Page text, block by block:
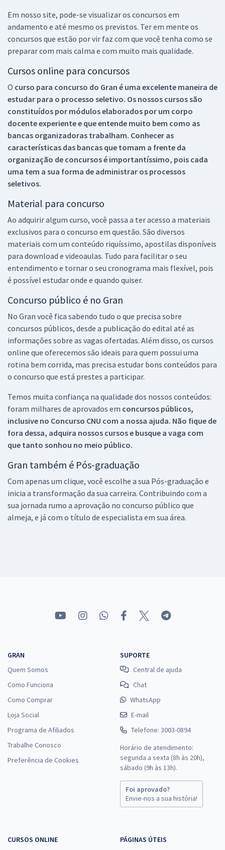
Em nosso site, pode-se visualizar os concursos em
andamento e até mesmo os previstos. Ter em mente os
concursos que estão por vir faz com que você tenha como se
preparar com mais calma e com muito mais qualidade.
Cursos online para concursos
O curso para concurso do Gran é uma excelente maneira de
estudar para o processo seletivo. Os nossos cursos são
constituídos por módulos elaborados por um corpo
docente experiente e que entende muito bem como as
bancas organizadoras trabalham. Conhecer as
características das bancas que tomam a frente da
organização de concursos é importantíssimo, pois cada
uma tem a sua forma de administrar os processos
seletivos.
Material para concurso
Ao adquirir algum curso, você passa a ter acesso a materiais
exclusivos para o concurso em questão. São diversos
materiais com um conteúdo riquíssimo, apostilas disponíveis
para download e videoaulas. Tudo para facilitar o seu
entendimento e tornar o seu cronograma mais flexível, pois
é possível estudar onde e quando quiser.
Concurso público é no Gran
No Gran você fica sabendo tudo o que precisa sobre
concursos públicos, desde a publicação do edital até as
informações sobre as vagas ofertadas. Além disso, os cursos
online que oferecemos são ideais para quem possui uma
rotina bem corrida, mas precisa estudar bons conteúdos para
o concurso que está prestes a participar.
Temos muita confiança na qualidade dos nossos conteúdos:
foram milhares de aprovados em concursos públicos,
inclusive no Concurso CNU com a nossa ajuda. Não fique de
fora dessa, adquira nossos cursos e busque a vaga com
que tanto sonhou no meio público.
Gran também é Pós-graduação
Com apenas um clique, você escolhe a sua Pós-graduação e
inicia a transformação da sua carreira. Contribuindo com a
sua jornada rumo a aprovação no concurso público que
almeja, e já com o título de especialista em sua área.
GRAN
Quem Somos
Como Funciona
Como Comprar
Loja Social
Programa de Afiliados
Trabalhe Conosco
Preferência de Cookies
SUPORTE
Central de ajuda
Chat
WhatsApp
E-mail
Telefone: 3003-0894
Horário de atendimento:
segunda a sexta (8h às 20h),
sábado (9h às 13h).
Foi aprovado?
Envie-nos a sua história!
CURSOS ONLINE
PÁGINAS ÚTEIS